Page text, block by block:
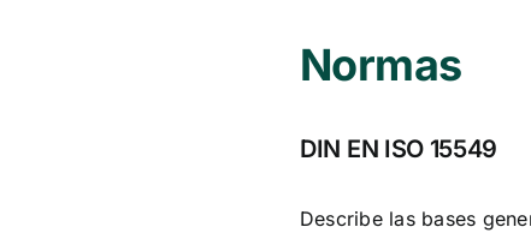
Normas
DIN EN ISO 15549
Describe las bases